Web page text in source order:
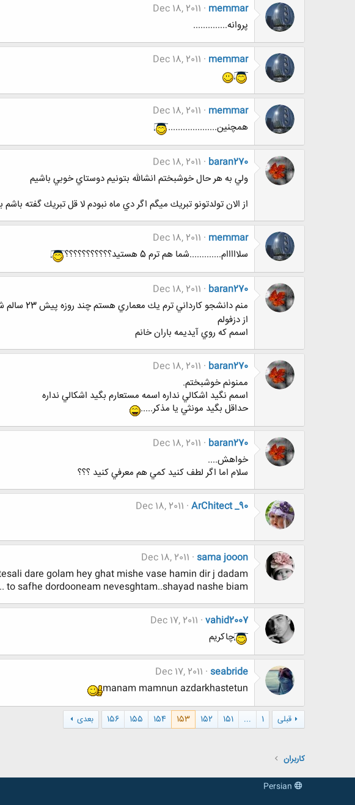
memmar
Dec 18, 2011
پروانه..............
memmar
Dec 18, 2011
memmar
Dec 18, 2011
همچنین....................
baran270
Dec 18, 2011
ولي به هر حال خوشبختم انشالله بتونيم دوستاي خوبي باشيم
از الان تولدتونو تبريك ميگم اگر دي ماه نبودم لا قل تبريك گفته
memmar
Dec 18, 2011
سلااااام.............شما هم ترم 5 هستید؟؟؟؟؟؟؟؟؟؟؟
baran270
Dec 18, 2011
منم دانشجو كارداني ترم يك معماري هستم چند روزه پيش 23 سالم شده
از دزفولم
اسمم كه روي آيديمه باران خانم
baran270
Dec 18, 2011
ممنونم خوشبختم.
اسمم نگيد اشكالي نداره اسمه مستعارم بگيد اشكالي نداره
حداقل بگيد مونثي يا مذكر.....
baran270
Dec 18, 2011
خواهش....
سلام اما اگر لطف كنيد كمي هم معرفي كنيد ؟؟؟
ArChitect _90
Dec 18, 2011
sama jooon
Dec 18, 2011
dare golam hey ghat mishe vase hamin dir j dadam ..
to safhe dordooneam nevesghtam..shayad nashe biam
vahid2007
Dec 17, 2011
چاکریم
seabride
Dec 17, 2011
manam mamnun azdarkhastetun
قبلی 1
...
151
152
153
154
155
156 بعدی
کاربران